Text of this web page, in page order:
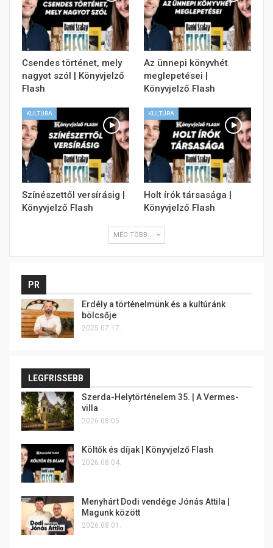
Csendes történet, mely
nagyot szól | Könyvjelző
Flash
Az ünnepi könyvhét
meglepetései |
Könyvjelző Flash
KULTÚRA
Színészettől versírásig |
Könyvjelző Flash
KULTÚRA
Holt írók társasága |
Könyvjelző Flash
MÉG TÖBB...
PR
Erdély a történelmünk és a kultúránk
bölcsője
2025.07.17.
LEGFRISSEBB
Szerda-Helytörténelem 35. | A Vermes-
villa
2026.08.05.
Költők és díjak | Könyvjelző Flash
2026.08.04.
Menyhárt Dodi vendége Jónás Attila |
Magunk között
2026.08.01.